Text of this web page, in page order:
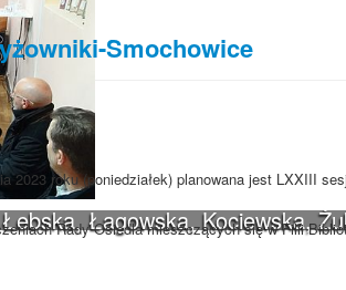
Łagowska, Kociewska,
Smochowice
2023 roku (poniedziałek) planowana jest LXXIII
Rady Osiedla mieszczących się w Filii